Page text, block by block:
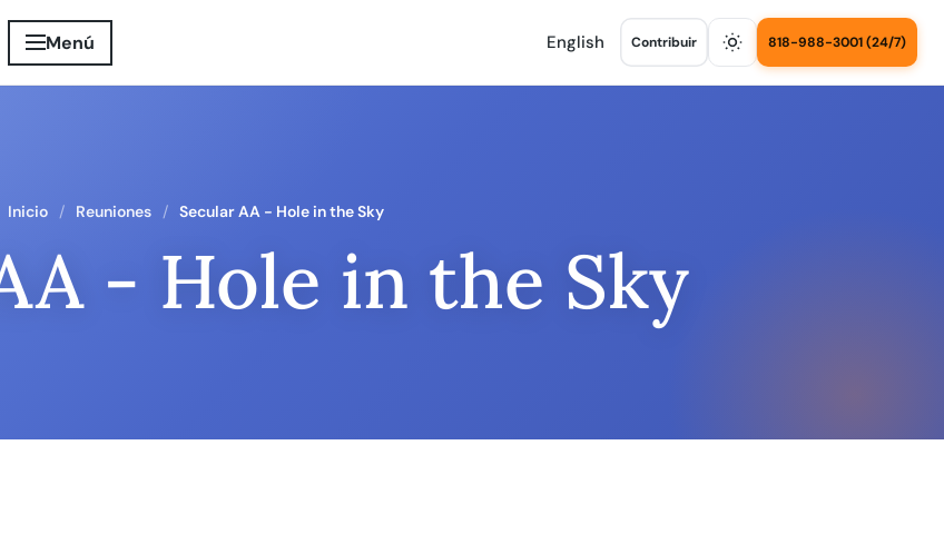
Menú English Contribuir 818-988-3001 (24/7)
Inicio Reuniones Secular AA - Hole in the Sky
- Hole in the Sky